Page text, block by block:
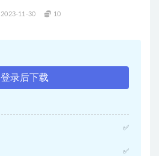
2023-11-30 10
登录后下载
✅
✅